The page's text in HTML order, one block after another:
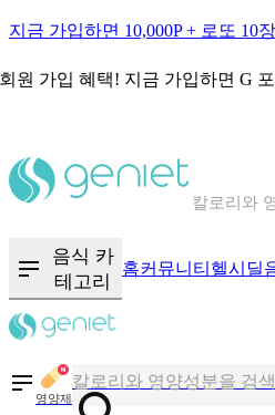
지금 가입하면 10,000P + 로또 10
원 가입 혜택! 지금 가입하면 G
혈당 · 다
음식 카
테고리
홈커뮤니티 헬시딜
영양제
칼로리와 영양성분을 검
혈당 · 다이어트 음식 검